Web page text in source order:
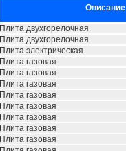
Описание
Плита двухгорелочная
Плита двухгорелочная
Плита электрическая
Плита газовая
Плита газовая
Плита газовая
Плита газовая
Плита газовая
Плита газовая
Плита газовая
Плита газовая